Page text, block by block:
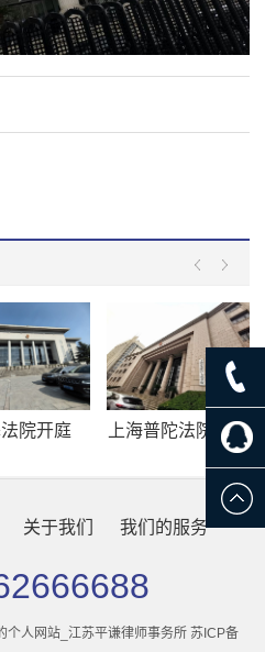
院开庭 上海普陀法院开庭
关于我们 我们的服务
个人网站_江苏平谦律师事务所 苏ICP备